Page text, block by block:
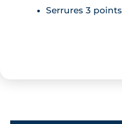
Serrures 3 points